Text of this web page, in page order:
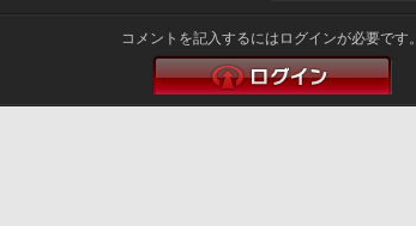
コメントを記入するにはログインが必要です。